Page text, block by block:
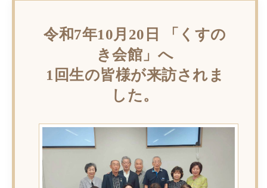
令和7年10月20日 「くすの
き会館」へ
1回生の皆様が来訪されま
した。